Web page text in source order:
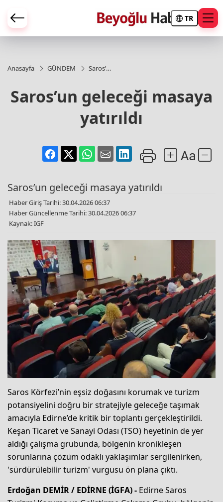
TR
Anasayfa GÜNDEM
Saros’un
yatırıldı
Saros’un geleceği masaya
yatırıldı
Saros’un geleceği masaya yatırıldı
Haber Giriş Tarihi: 30.04.2026 06:37
Haber Güncellenme Tarihi: 30.04.2026 06:37
Kaynak: IGF
Saros Körfezi’nin eşsiz doğasını korumak ve turizm
potansiyelini doğru bir stratejiyle geleceğe taşımak
amacıyla Edirne’de kritik bir toplantı gerçekleştirildi.
Keşan Ticaret ve Sanayi Odası (TSO) heyetinin de yer
aldığı çalışma grubunda, bölgenin kronikleşen
sorunlarına çözüm odaklı yaklaşımlar sergilenirken,
'sürdürülebilir turizm' vurgusu ön plana çıktı.
Erdoğan DEMİR / EDİRNE (İGFA) - Edirne Saros